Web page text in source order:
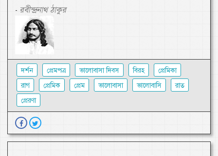
- রবীন্দ্রনাথ ঠাকুর
দর্শন প্রেমপত্র ভালোবাসা দিবস বিরহ
প্রেমিকা
রাগ
প্রেমিক প্রেম ভালোবাসা ভালোবাসি
রাত
প্রেরণা